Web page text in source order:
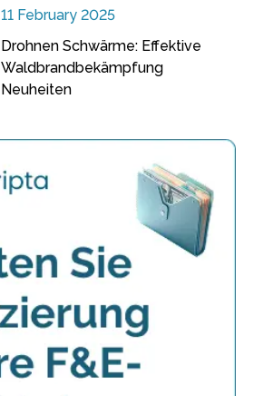
11 February 2025
Drohnen Schwärme: Effektive
Waldbrandbekämpfung
Neuheiten